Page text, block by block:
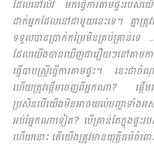
ដែលនៅលីវ មកធ្វើការតាមផ្ទះរប
ដាក់អ្នកដែលនៅជាមួយនេះទេ។ គ្នា
ទទួលបានប្រាក់កម្រៃមិនគ្រប់គ្រាន់ទ
ដែលយើងបានឃើញជារឿយៗនៅតាមកា
ធ្វើបាបស្ដ្រីធ្វើការតាមផ្ទះ។ នេះជ
ហើយត្រូវផ្ដើមចេញពីអ្នកណា? ផ្ដើ
ប្រសិនបើយើងមិនអាចយល់បញ្ហាទាំង
អប់រំអ្នកណាទៀត? បើគ្រាន់តែក្នុងផ្ទះ
ហើយនោះ តើយើងត្រូវមានយុត្ដិធម៌ចំ​ព